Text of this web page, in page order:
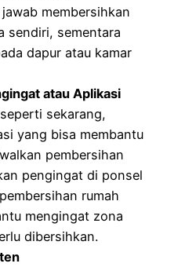
membersihkan
sendiri, sementara
dapur atau kamar
atau Aplikasi
sekarang,
yang bisa membantu
pembersihan
pengingat di ponsel
rumah
mengingat zona
dibersihkan.